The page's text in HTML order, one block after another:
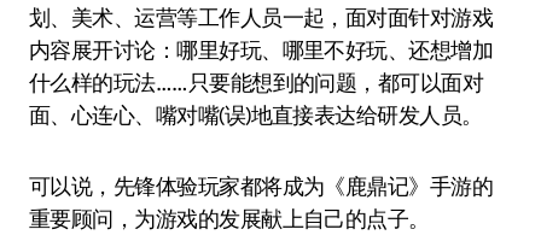
划、美术、运营等工作人员一起，面对面针对游戏
内容展开讨论：哪里好玩、哪里不好玩、还想增加
什么样的玩法……只要能想到的问题，都可以面对
面、心连心、嘴对嘴(误)地直接表达给研发人员。
可以说，先锋体验玩家都将成为《鹿鼎记》手游的
重要顾问，为游戏的发展献上自己的点子。